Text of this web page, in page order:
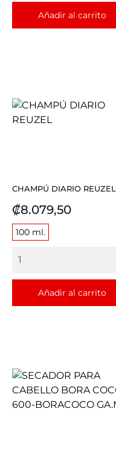
Añadir al carrito
CHAMPÚ DIARIO REUZEL
Precio
₡8.079,50
100 ml.
Añadir al carrito